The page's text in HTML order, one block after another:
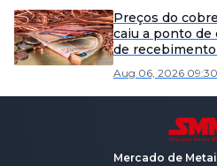
Preços do
caiu a ponto de
de
Mercado de
Aug 06, 2026 09:30
Mercado de